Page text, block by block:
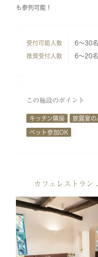
も参列可能！
受付可能人数 6～30名
推奨受付人数 6～20名
この施設のポイント
キッチン隣接 披露宴の
ペット参加OK
カフェレストラン